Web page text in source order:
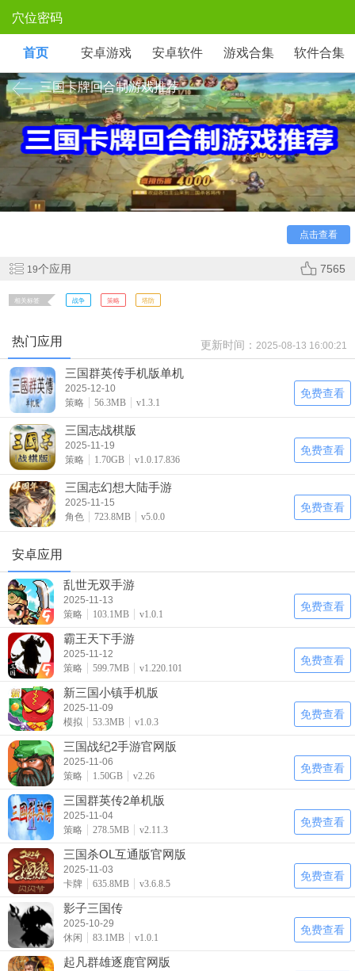
穴位密码
首页 安卓游戏 安卓软件 游戏合集 软件合集
三国卡牌回合制游戏推荐
点击查看
小编为玩家们整理了三国卡牌回合制游戏大全，在这些游
戏内，玩家可以体验最真实的三国策略战争玩法，还加入了回
合制战斗，让你可以随时随地体验策略对战，深度策略等你来
领悟，感兴趣的玩家们快来下载吧！
19个应用 7565
相关标签 战争 策略 塔防
热门应用 更新时间： 2025-08-13 16:00:21
三国群英传手机版单机
2025-12-10
策略
56.3MB v1.3.1
免费查看
三国志战棋版
2025-11-19
策略
1.70GB v1.0.17.836
免费查看
三国志幻想大陆手游
2025-11-15
角色
723.8MB v5.0.0
免费查看
安卓应用
乱世无双手游
2025-11-13
策略
103.1MB v1.0.1
免费查看
霸王天下手游
2025-11-12
策略
599.7MB v1.220.101
免费查看
新三国小镇手机版
2025-11-09
模拟
53.3MB v1.0.3
免费查看
三国战纪2手游官网版
2025-11-06
策略
1.50GB v2.26
免费查看
三国群英传2单机版
2025-11-04
策略
278.5MB v2.11.3
免费查看
三国杀OL互通版官网版
2025-11-03
卡牌
635.8MB v3.6.8.5
免费查看
影子三国传
2025-10-29
休闲
83.1MB v1.0.1
免费查看
起凡群雄逐鹿官网版